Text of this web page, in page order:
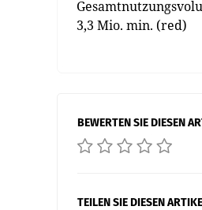
3,3 Mio. min. (red)
BEWERTEN SIE DIESEN
TEILEN SIE DIESEN